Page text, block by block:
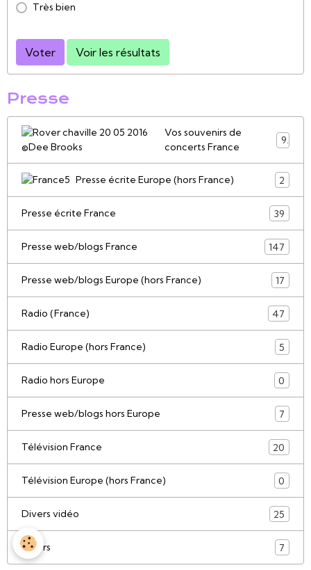
Très bien
Voter Voir les résultats
Presse
Vos souvenirs de
concerts France
9
Presse écrite Europe (hors France) 2
Presse écrite France 39
Presse web/blogs France 147
Presse web/blogs Europe (hors France) 17
Radio (France) 47
Radio Europe (hors France) 5
Radio hors Europe 0
Presse web/blogs hors Europe 7
Télévision France 20
Télévision Europe (hors France) 0
Divers vidéo 25
Divers 7